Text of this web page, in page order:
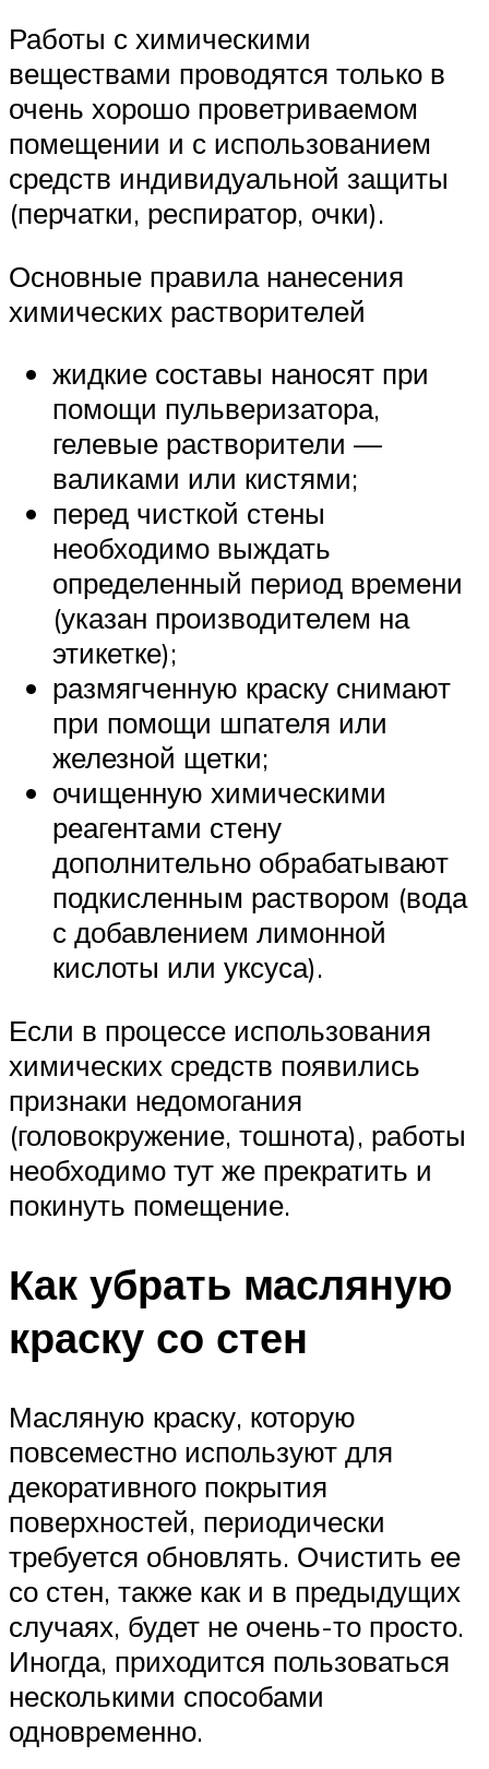
Работы с химическими
веществами проводятся только в
очень хорошо проветриваемом
помещении и с использованием
средств индивидуальной защиты
(перчатки, респиратор, очки).
Основные правила нанесения
химических растворителей
жидкие составы наносят при
помощи пульверизатора,
гелевые растворители —
валиками или кистями;
перед чисткой стены
необходимо выждать
определенный период времени
(указан производителем на
этикетке);
размягченную краску снимают
при помощи шпателя или
железной щетки;
очищенную химическими
реагентами стену
дополнительно обрабатывают
подкисленным раствором (вода
с добавлением лимонной
кислоты или уксуса).
Если в процессе использования
химических средств появились
признаки недомогания
(головокружение, тошнота), работы
необходимо тут же прекратить и
покинуть помещение.
Как убрать масляную
краску со стен
Масляную краску, которую
повсеместно используют для
декоративного покрытия
поверхностей, периодически
требуется обновлять. Очистить ее
со стен, также как и в предыдущих
случаях, будет не очень-то просто.
Иногда, приходится пользоваться
несколькими способами
одновременно.